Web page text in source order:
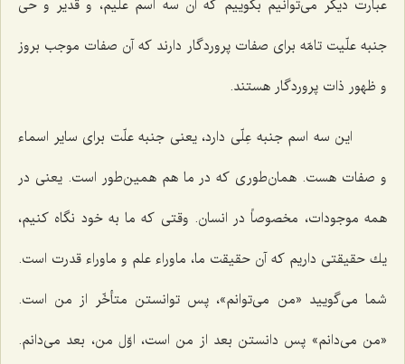
عبارت دیگر می‌توانیم بگوییم كه آن سه اسم علیم، و قدیر و حی
جنبه علّیت تامّه برای صفات پروردگار دارند كه آن صفات موجب بروز
و ظهور ذات پروردگار هستند.
این سه اسم جنبه عِلّی دارد، یعنی جنبه علّت برای سایر اسماء
و صفات هست. همان‌طوری كه در ما هم همین‌طور است. یعنی در
همه موجودات، مخصوصاً در انسان. وقتی كه ما به خود نگاه كنیم،
یك حقیقتی داریم كه آن حقیقت ما، ماوراء علم و ماوراء قدرت است.
شما می‌گویید «من می‌توانم»، پس توانستن متأخّر از من است.
«من می‌دانم» پس دانستن بعد از من است، اوّل من، بعد می‌دانم.